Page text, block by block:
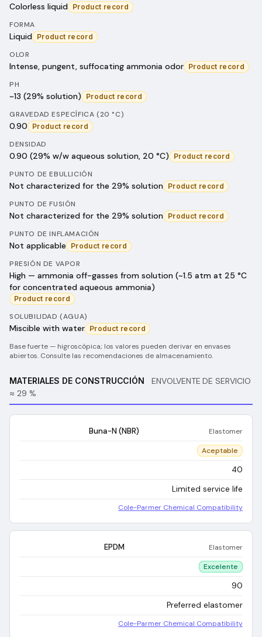
Colorless liquid Product record
FORMA
Liquid Product record
OLOR
Intense, pungent, suffocating ammonia odor Product record
PH
~13 (29% solution) Product record
GRAVEDAD ESPECÍFICA (20 °C)
0.90 Product record
DENSIDAD
0.90 (29% w/w aqueous solution, 20 °C) Product record
PUNTO DE EBULLICIÓN
Not characterized for the 29% solution Product record
PUNTO DE FUSIÓN
Not characterized for the 29% solution Product record
PUNTO DE INFLAMACIÓN
Not applicable Product record
PRESIÓN DE VAPOR
High — ammonia off-gasses from solution (~1.5 atm at 25 °C
for concentrated aqueous ammonia)
Product record
SOLUBILIDAD (AGUA)
Miscible with water Product record
Base fuerte — higroscópica; los valores pueden derivar en envases
abiertos. Consulte las recomendaciones de almacenamiento.
MATERIALES DE CONSTRUCCIÓN
ENVOLVENTE DE SERVICIO
≈ 29 %
Buna-N (NBR) Elastomer
Aceptable
40
Limited service life
Cole-Parmer Chemical Compatibility
EPDM Elastomer
Excelente
90
Preferred elastomer
Cole-Parmer Chemical Compatibility